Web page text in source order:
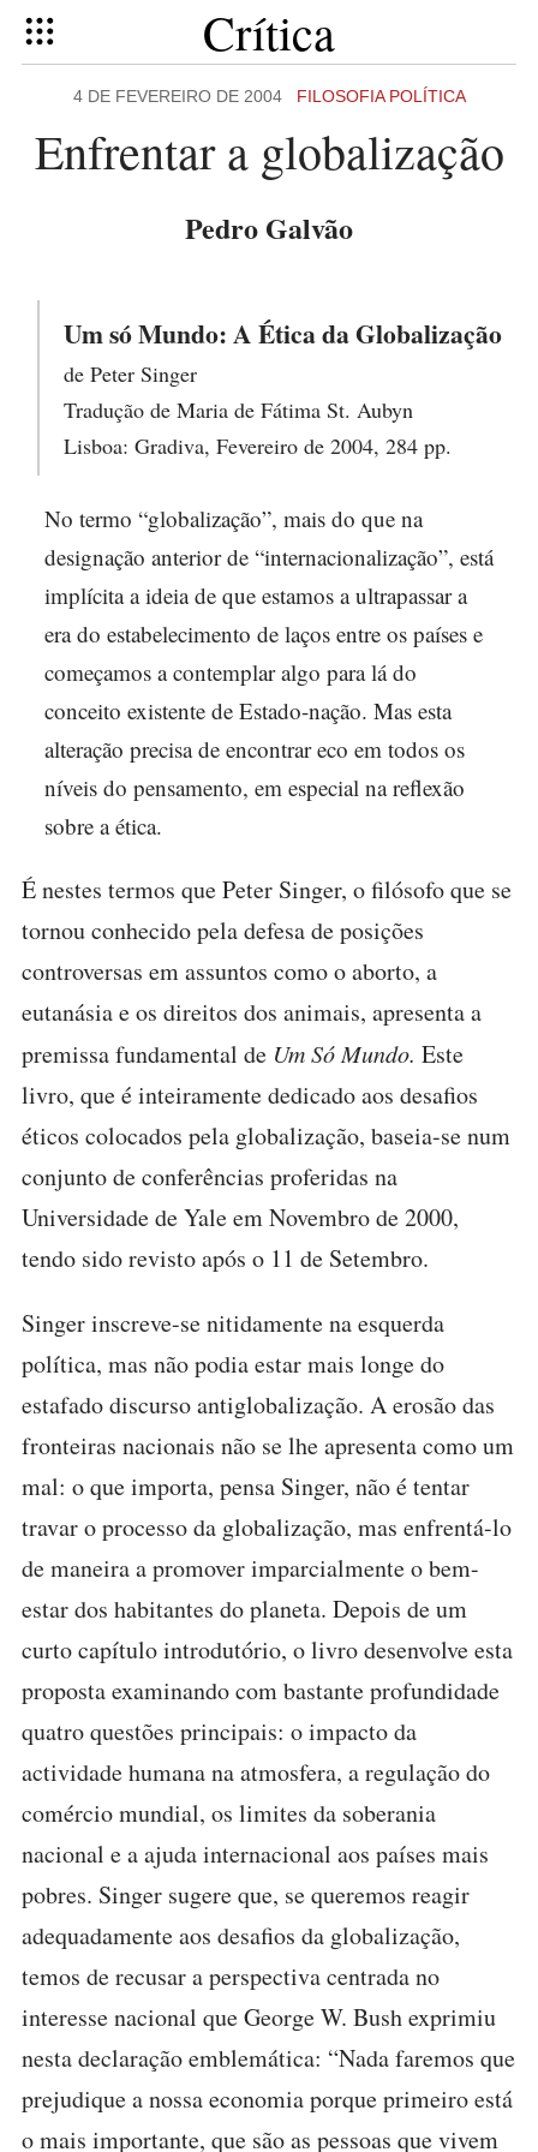
Crítica
4 DE FEVEREIRO DE 2004 FILOSOFIA POLÍTICA
Enfrentar a globalização
Pedro Galvão
Um só Mundo: A Ética da Globalização
de Peter Singer
Tradução de Maria de Fátima St. Aubyn
Lisboa: Gradiva, Fevereiro de 2004, 284 pp.
No termo “globalização”, mais do que na
designação anterior de “internacionalização”, está
implícita a ideia de que estamos a ultrapassar a
era do estabelecimento de laços entre os países e
começamos a contemplar algo para lá do
conceito existente de Estado-nação. Mas esta
alteração precisa de encontrar eco em todos os
níveis do pensamento, em especial na reflexão
sobre a ética.
É nestes termos que Peter Singer, o filósofo que se
tornou conhecido pela defesa de posições
controversas em assuntos como o aborto, a
eutanásia e os direitos dos animais, apresenta a
premissa fundamental de Um Só Mundo. Este
livro, que é inteiramente dedicado aos desafios
éticos colocados pela globalização, baseia-se num
conjunto de conferências proferidas na
Universidade de Yale em Novembro de 2000,
tendo sido revisto após o 11 de Setembro.
Singer inscreve-se nitidamente na esquerda
política, mas não podia estar mais longe do
estafado discurso antiglobalização. A erosão das
fronteiras nacionais não se lhe apresenta como um
mal: o que importa, pensa Singer, não é tentar
travar o processo da globalização, mas enfrentá-lo
de maneira a promover imparcialmente o bem-
estar dos habitantes do planeta. Depois de um
curto capítulo introdutório, o livro desenvolve esta
proposta examinando com bastante profundidade
quatro questões principais: o impacto da
actividade humana na atmosfera, a regulação do
comércio mundial, os limites da soberania
nacional e a ajuda internacional aos países mais
pobres. Singer sugere que, se queremos reagir
adequadamente aos desafios da globalização,
temos de recusar a perspectiva centrada no
interesse nacional que George W. Bush exprimiu
nesta declaração emblemática: “Nada faremos que
prejudique a nossa economia porque primeiro está
o mais importante, que são as pessoas que vivem